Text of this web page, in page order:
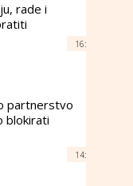
rade i
16:
partnerstvo
blokirati
14: